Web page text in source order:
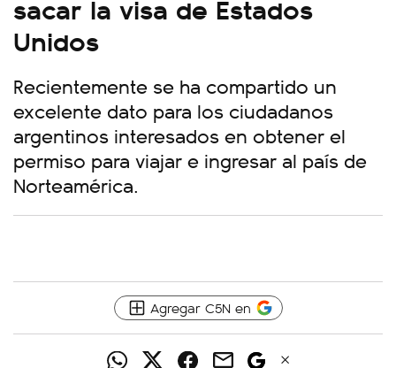
sacar la visa de Estados
Unidos
Recientemente se ha compartido un
excelente dato para los ciudadanos
argentinos interesados en obtener el
permiso para viajar e ingresar al país de
Norteamérica.
Agregar C5N en